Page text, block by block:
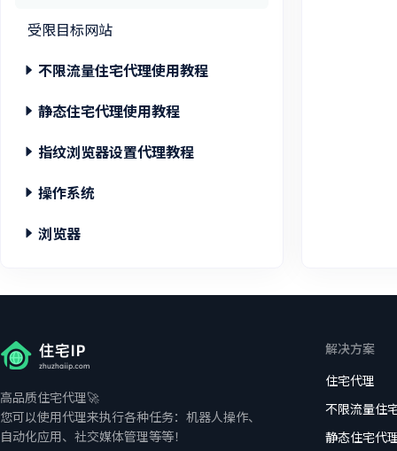
受限目标网站
不限流量住宅代理使用教程
不限流量住宅代理账密提取/API 提取
什么是不限流量住宅代理？
静态住宅代理使用教程
静态住宅代理账密提取
什么是静态住宅代理？
指纹浏览器设置代理教程
MoreLogin
Dolphin Anty
操作系统
在Mac中配置住宅代理
浏览器
在谷歌浏览器中配置住宅代理
高品质住宅代理🚀
您可以使用代理来执行各种任务：机器人操作、
自动化应用、社交媒体管理等等！
解决方案
住宅代理
不限流量住
静态住宅代